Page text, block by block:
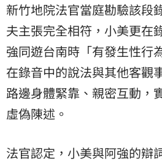
新竹地院法官當庭勘驗該段
夫主張完全相符，小美更在
強同遊台南時「有發生性行
在錄音中的說法與其他客觀
路邊身體緊靠、親密互動，
虛偽陳述。
法官認定，小美與阿強的辯